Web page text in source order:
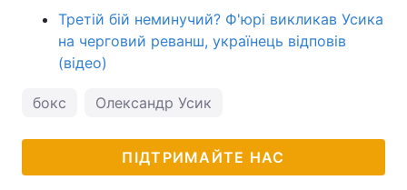
Третій бій неминучий? Ф'юрі викликав Усика
на черговий реванш, українець відповів
(відео)
бокс Олександр Усик
ПІДТРИМАЙТЕ НАС